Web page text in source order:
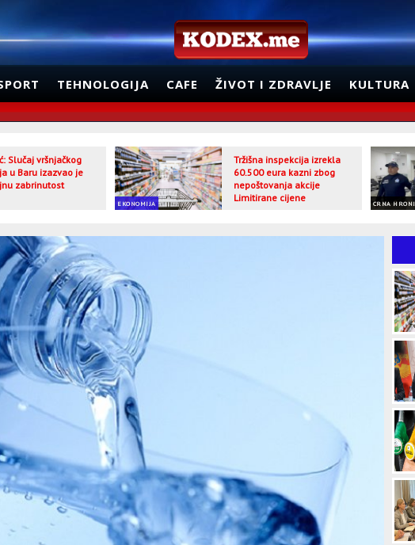
TEHNOLOGIJA CAFE ŽIVOT I ZDRAVLJE KULTURA
Slučaj vršnjačkog
u Baru izazvao je
zabrinutost
EKONOMIJA
Tržišna inspekcija izrekla
60.500 eura kazni zbog
nepoštovanja akcije
Limitirane cijene
CRNA